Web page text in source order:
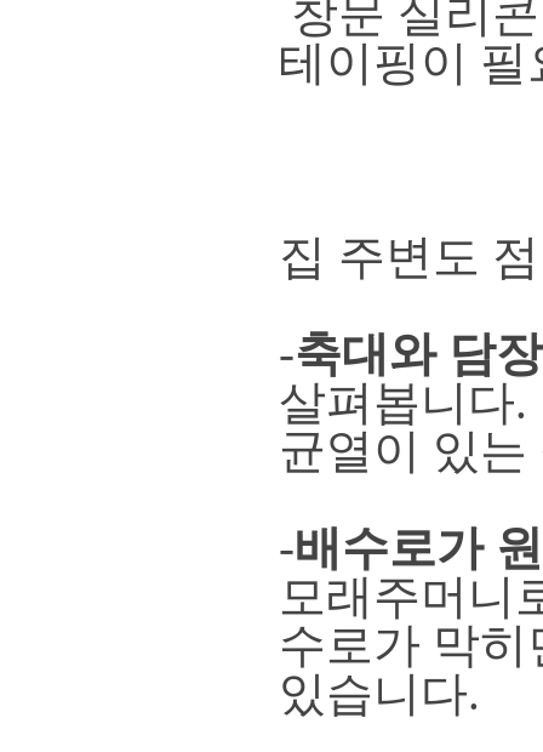
창문 실리
테이핑이
집 주변도
-축대와 담장
살펴봅니다.
균열이 있
-배수로가
모래주머니
수로가 막
있습니다.